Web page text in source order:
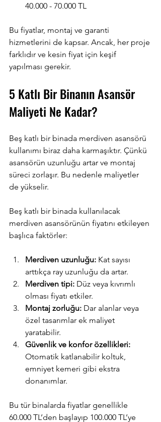
40.000 - 70.000 TL
Bu fiyatlar, montaj ve garanti
hizmetlerini de kapsar. Ancak, her proje
farklıdır ve kesin fiyat için keşif
yapılması gerekir.
5 Katlı Bir Binanın Asansör
Maliyeti Ne Kadar?
Beş katlı bir binada merdiven asansörü
kullanımı biraz daha karmaşıktır. Çünkü
asansörün uzunluğu artar ve montaj
süreci zorlaşır. Bu nedenle maliyetler
de yükselir.
Beş katlı bir binada kullanılacak
merdiven asansörünün fiyatını etkileyen
başlıca faktörler:
Merdiven uzunluğu: Kat sayısı
arttıkça ray uzunluğu da artar.
Merdiven tipi: Düz veya kıvrımlı
olması fiyatı etkiler.
Montaj zorluğu: Dar alanlar veya
özel tasarımlar ek maliyet
yaratabilir.
Güvenlik ve konfor özellikleri:
Otomatik katlanabilir koltuk,
emniyet kemeri gibi ekstra
donanımlar.
Bu tür binalarda fiyatlar genellikle
60.000 TL’den başlayıp 100.000 TL’ye